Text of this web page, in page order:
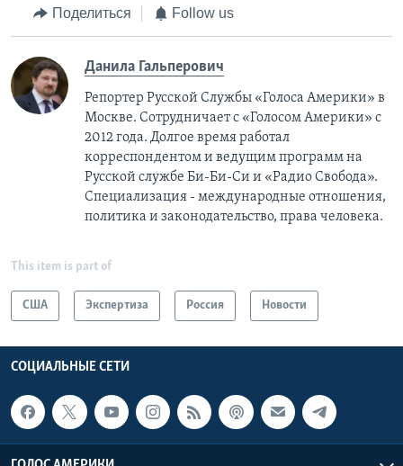
Поделиться Follow us
Данила Гальперович
Репортер Русской Службы «Голоса Америки» в
Москве. Сотрудничает с «Голосом Америки» с
2012 года. Долгое время работал
корреспондентом и ведущим программ на
Русской службе Би-Би-Си и «Радио Свобода».
Специализация - международные отношения,
политика и законодательство, права человека.
This item is part of
США Экспертиза Россия Новости
СОЦИАЛЬНЫЕ СЕТИ